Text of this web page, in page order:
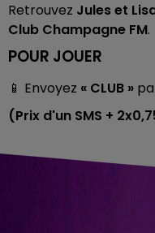
Retrouvez Jules et
Club Champagne FM.
POUR JOUER
📱 Envoyez « CLUB »
(Prix d'un SMS +